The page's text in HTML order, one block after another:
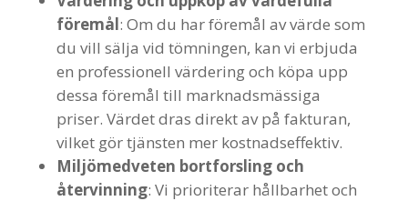
föremål: Om du har föremål av värde som
du vill sälja vid tömningen, kan vi erbjuda
en professionell värdering och köpa upp
dessa föremål till marknadsmässiga
priser. Värdet dras direkt av på fakturan,
vilket gör tjänsten mer kostnadseffektiv.
Miljömedveten bortforsling och
återvinning: Vi prioriterar hållbarhet och